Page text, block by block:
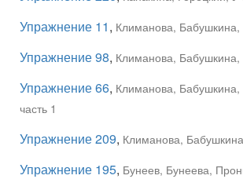
Упражнение 11, Климанова, Бабушкина,
Упражнение 98, Климанова, Бабушкина,
Упражнение 66, Климанова, Бабушкина,
часть 1
Упражнение 209, Климанова,
Упражнение 195, Бунеев, Бунеева,